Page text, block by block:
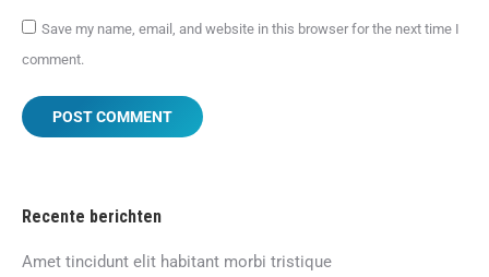
Save my name, email, and website in this browser for the next time I
comment.
POST COMMENT
Recente berichten
Amet tincidunt elit habitant morbi tristique